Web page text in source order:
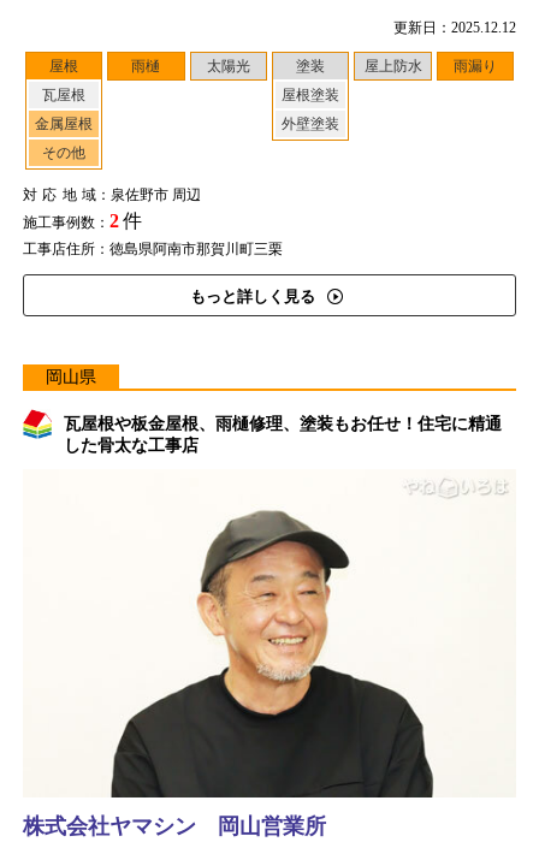
更新日：2025.12.12
屋根
瓦屋根
金属屋根
その他
雨樋 太陽光
塗装
屋根塗装
外壁塗装
屋上防水 雨漏り
対応地域：泉佐野市 周辺
施工事例数： 2件
工事店住所：徳島県阿南市那賀川町三栗
もっと詳しく見る
岡山県
瓦屋根や板金屋根、雨樋修理、塗装もお任せ！住宅に精通
した骨太な工事店
株式会社ヤマシン 岡山営業所